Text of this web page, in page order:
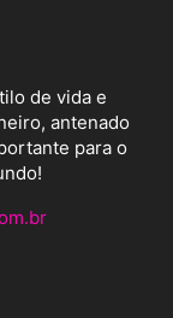
de vida e
antenado
para o